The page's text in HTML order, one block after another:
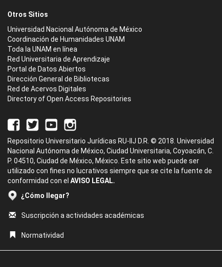
Otros Sitios
Universidad Nacional Autónoma de México
Coordinación de Humanidades UNAM
Toda la UNAM en línea
Red Universitaria de Aprendizaje
Portal de Datos Abiertos
Dirección General de Bibliotecas
Red de Acervos Digitales
Directory of Open Access Repositories
Repositorio Universitario Jurídicas RU-IIJ D.R. © 2018. Universidad
Nacional Autónoma de México, Ciudad Universitaria, Coyoacán, C.
P. 04510, Ciudad de México, México. Este sitio web puede ser
utilizado con fines no lucrativos siempre que se cite la fuente de
conformidad con el AVISO LEGAL.
¿Cómo llegar?
Suscripción a actividades académicas
Normatividad